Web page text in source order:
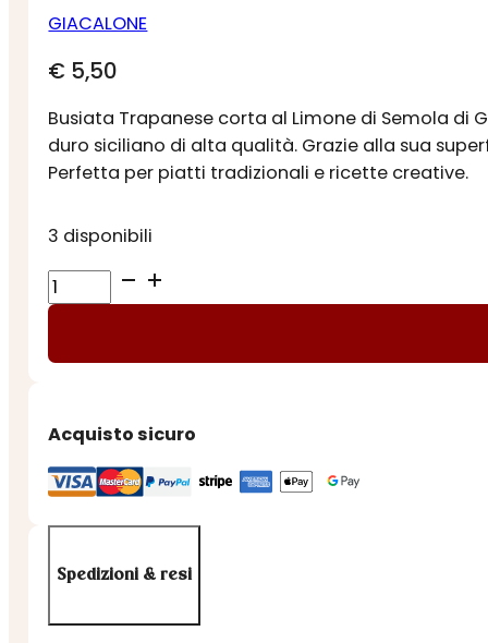
GIACALONE
€ 5,50
Busiata Trapanese corta al Limone di Semola di
duro siciliano di alta qualità. Grazie alla sua
Perfetta per piatti tradizionali e ricette creative.
3 disponibili
BUSIATA
CORTA
LIMONE
Acquisto sicuro
Spedizioni & resi